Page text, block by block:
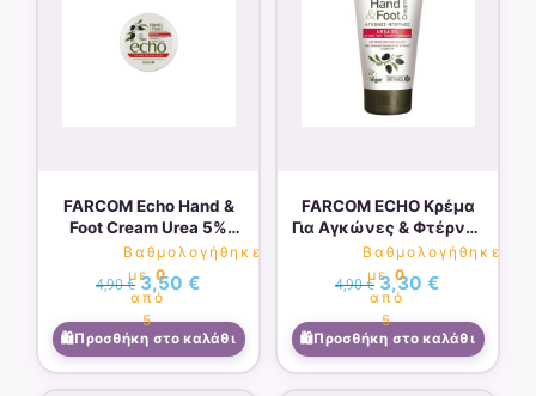
FARCOM Echo Hand &
Foot Cream Urea 5%
200ml
Βαθμολογήθηκε
με0
από
5
4,90€ 3,50 €
Προσθήκη στο καλάθι
FARCOM ECHO Κρέμα
Για Αγκώνες & Φτέρνες
Urea 5% 75ml
Βαθμολογήθηκε
με0
από
5
4,90€ 3,30 €
Προσθήκη στο καλάθι